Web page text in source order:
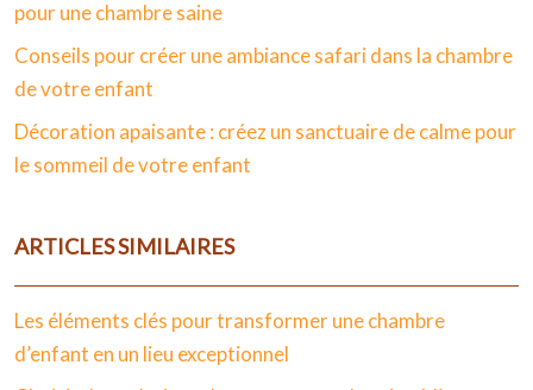
pour une chambre saine
Conseils pour créer une ambiance safari dans la chambre
de votre enfant
Décoration apaisante : créez un sanctuaire de calme pour
le sommeil de votre enfant
ARTICLES SIMILAIRES
Les éléments clés pour transformer une chambre
d’enfant en un lieu exceptionnel